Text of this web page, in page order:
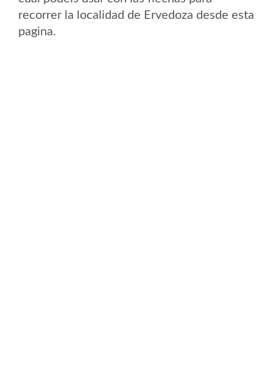
recorrer la localidad de Ervedoza desde esta
pagina.